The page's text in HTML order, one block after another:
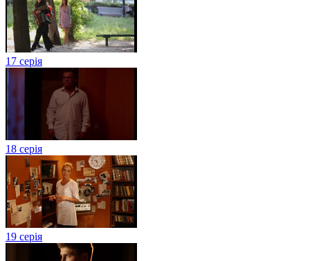
17 серія
18 серія
19 серія